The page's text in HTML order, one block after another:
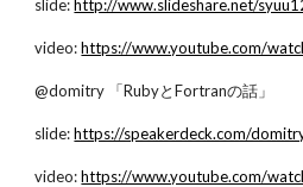
slide: http://www.slideshare.net/
video: https://www.youtube.com/
@domitry 「RubyとFortranの話」
slide: https://speakerdeck.com/
video: https://www.youtube.com/